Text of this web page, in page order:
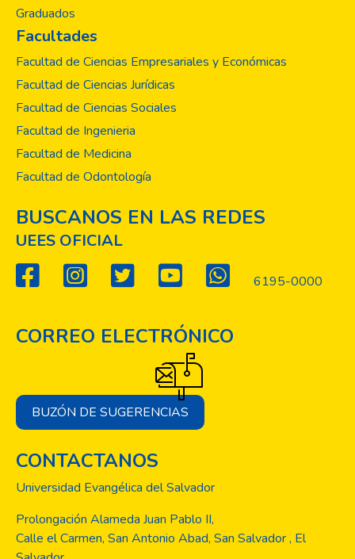
Graduados
Facultades
Facultad de Ciencias Empresariales y Económicas
Facultad de Ciencias Jurídicas
Facultad de Ciencias Sociales
Facultad de Ingenieria
Facultad de Medicina
Facultad de Odontología
BUSCANOS EN LAS REDES
UEES OFICIAL
6195-0000
CORREO ELECTRÓNICO
BUZÓN DE SUGERENCIAS
CONTACTANOS
Universidad Evangélica del Salvador
Prolongación Alameda Juan Pablo II,
Calle el Carmen, San Antonio Abad, San Salvador , El